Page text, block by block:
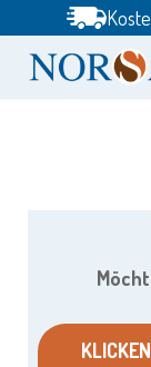
springen